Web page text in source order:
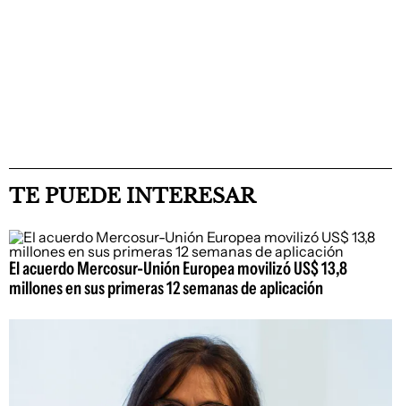
TE PUEDE INTERESAR
El acuerdo Mercosur-Unión Europea movilizó US$ 13,8
millones en sus primeras 12 semanas de aplicación